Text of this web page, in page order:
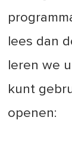
lees dan
leren we
kunt
openen: